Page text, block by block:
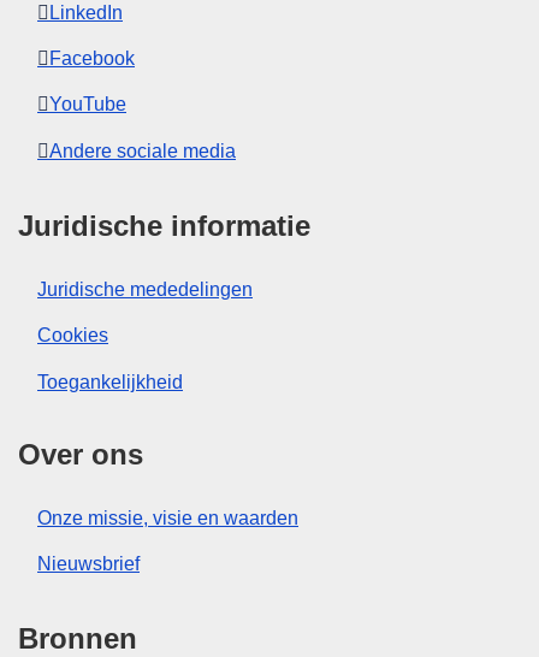
LinkedIn
Facebook
YouTube
Andere sociale media
Juridische informatie
Juridische mededelingen
Cookies
Toegankelijkheid
Over ons
Onze missie, visie en waarden
Nieuwsbrief
Bronnen